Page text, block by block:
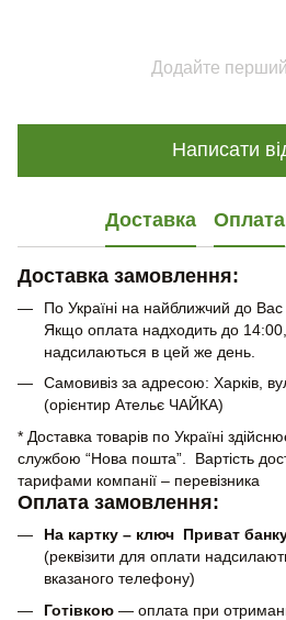
Додайте перший
Написати
Доставка Оплата
Доставка замовлення:
По Україні на найближчий до Вас
Якщо оплата надходить до
надсилаються в цей же день.
Самовивіз за адресою: Харків,
(орієнтир Ательє ЧАЙКА)
* Доставка товарів по Україні
службою “Нова пошта”. Вартість
тарифами компанії – перевізника
Оплата замовлення:
На картку – ключ Приват
(реквізити для оплати
вказаного телефону)
Готівкою — оплата при